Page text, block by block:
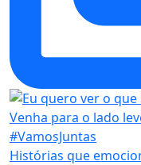
Histórias que